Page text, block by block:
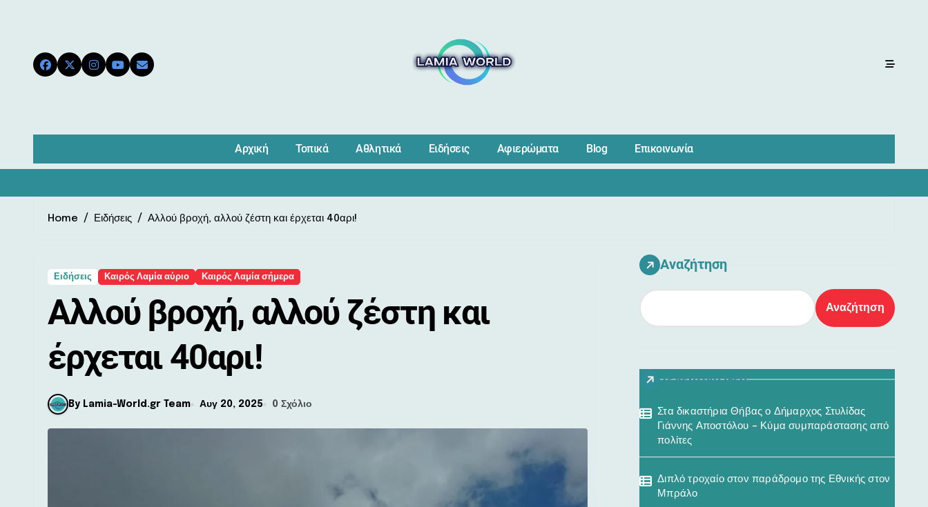
Αρχική Τοπικά Αθλητικά Ειδήσεις Αφιερώματα Blog Επικοινωνία
Home Ειδήσεις Αλλού βροχή, αλλού ζέστη και έρχεται 40αρι!
Ειδήσεις Καιρός Λαμία αύριο Καιρός Λαμία σήμερα
Αλλού βροχή, αλλού ζέστη και
έρχεται 40αρι!
By Lamia-World.gr Team Αυγ 20, 2025 0 Σχόλιο
Αναζήτηση
Αναζήτηση
Τελευταία Νέα
Στα δικαστήρια Θήβας ο Δήμαρχος Στυλίδας
Γιάννης Αποστόλου – Κύμα συμπαράστασης από
πολίτες
Διπλό τροχαίο στον παράδρομο της Εθνικής στον
Μπράλο